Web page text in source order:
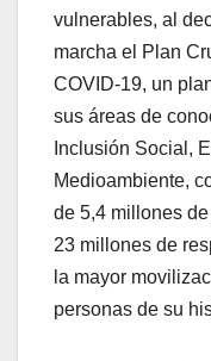
vulnerables, al
marcha el Plan
COVID-19, un
sus áreas de
Inclusión Social,
Medioambiente,
de 5,4 millones
23 millones de
la mayor
personas de su